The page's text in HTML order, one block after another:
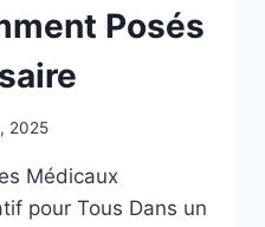
Posés
2025
Médicaux
pour Tous Dans un